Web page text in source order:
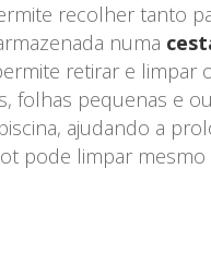
recolher tanto
numa
retirar e limpar
folhas pequenas e
ajudando a
pode limpar